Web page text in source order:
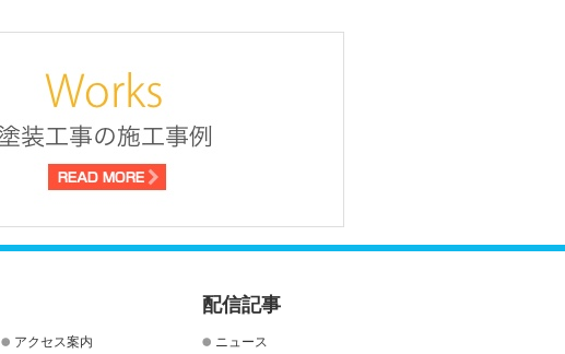
アクセス案内
配信記事
ニュース